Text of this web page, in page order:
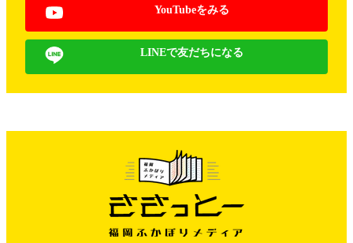
YouTubeをみる
LINEで友だちになる